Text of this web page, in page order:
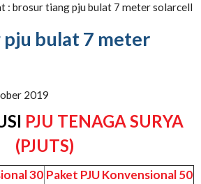
: brosur tiang pju bulat 7 meter solarcell
bulat 7 meter
2019
PJU TENAGA SURYA
(PJUTS)
30 Paket PJU Konvensional 50